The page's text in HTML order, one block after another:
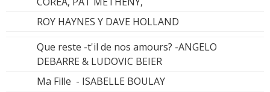
ROY HAYNES Y DAVE HOLLAND
Que reste -t'il de nos amours? -ANGELO
DEBARRE & LUDOVIC BEIER
Ma Fille - ISABELLE BOULAY